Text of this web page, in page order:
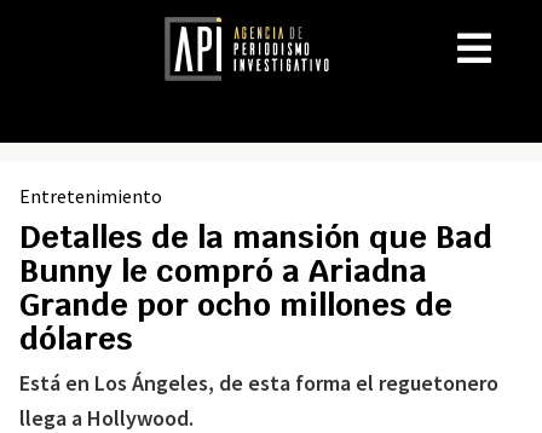
Entretenimiento
Detalles de la mansión que Bad
Bunny le compró a Ariadna
Grande por ocho millones de
dólares
Está en Los Ángeles, de esta forma el reguetonero
llega a Hollywood.